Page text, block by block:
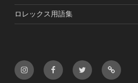
ロレックス用語集
InstagramFacebookTwitter LINE